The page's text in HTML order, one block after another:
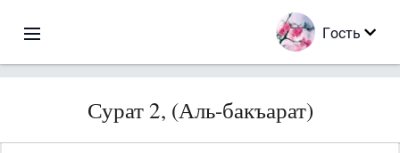
Гость
Сурат 2, (Аль-бакъарат)